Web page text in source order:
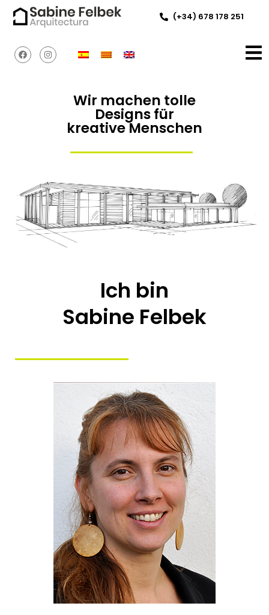
(+34) 678 178 251
Wir machen tolle
Designs für
kreative Menschen
Ich bin
Sabine Felbek